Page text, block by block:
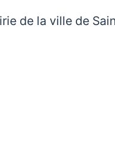
de la ville de